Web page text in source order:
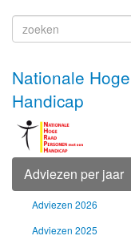
Nationale
Handicap
Adviezen per jaar
Adviezen 2026
Adviezen 2025